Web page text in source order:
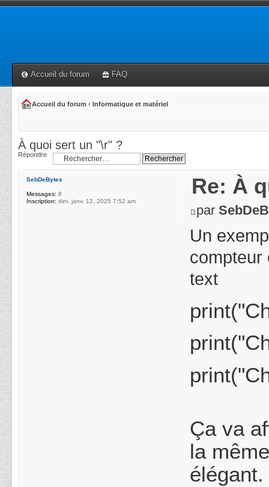
Accueil du forum FAQ
Accueil du forum ‹ Informatique et matériel
À quoi sert un "\r" ?
Répondre
Re: À
par
Un
compteur
text
Ça va
la
élégant.
SebDeBytes
Messages: 8
Inscription: dim. janv. 12, 2025 7:52 am